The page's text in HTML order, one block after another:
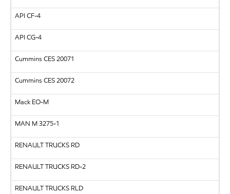
API CF-4
API CG-4
Cummins CES 20071
Cummins CES 20072
Mack EO-M
MAN M 3275-1
RENAULT TRUCKS RD
RENAULT TRUCKS RD-2
RENAULT TRUCKS RLD